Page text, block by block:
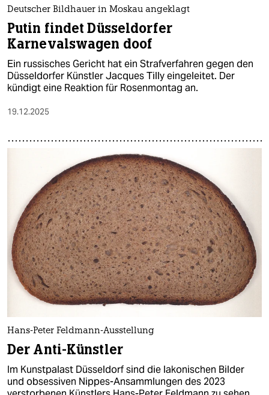
Deutscher Bildhauer in Moskau angeklagt
Putin findet Düsseldorfer
Karnevalswagen doof
Ein russisches Gericht hat ein Strafverfahren gegen den
Düsseldorfer Künstler Jacques Tilly eingeleitet. Der
kündigt eine Reaktion für Rosenmontag an.
19.12.2025
Hans-Peter Feldmann-Ausstellung
Der Anti-Künstler
Im Kunstpalast Düsseldorf sind die lakonischen Bilder
und obsessiven Nippes-Ansammlungen des 2023